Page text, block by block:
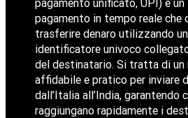
pagamento in tempo reale che
trasferire denaro utilizzando
identificatore univoco
del destinatario. Si tratta di un
affidabile e pratico per inviare
dall’Italia all’India, garantendo
raggiungano rapidamente i